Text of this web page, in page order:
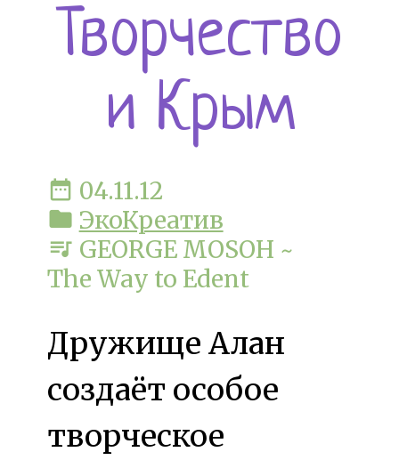
Творчество
и Крым
date_range 04.11.12
folder ЭкоКреатив
queue_music GEORGE MOSOH ~
The Way to Edent
Дружище Алан
создаёт особое
творческое